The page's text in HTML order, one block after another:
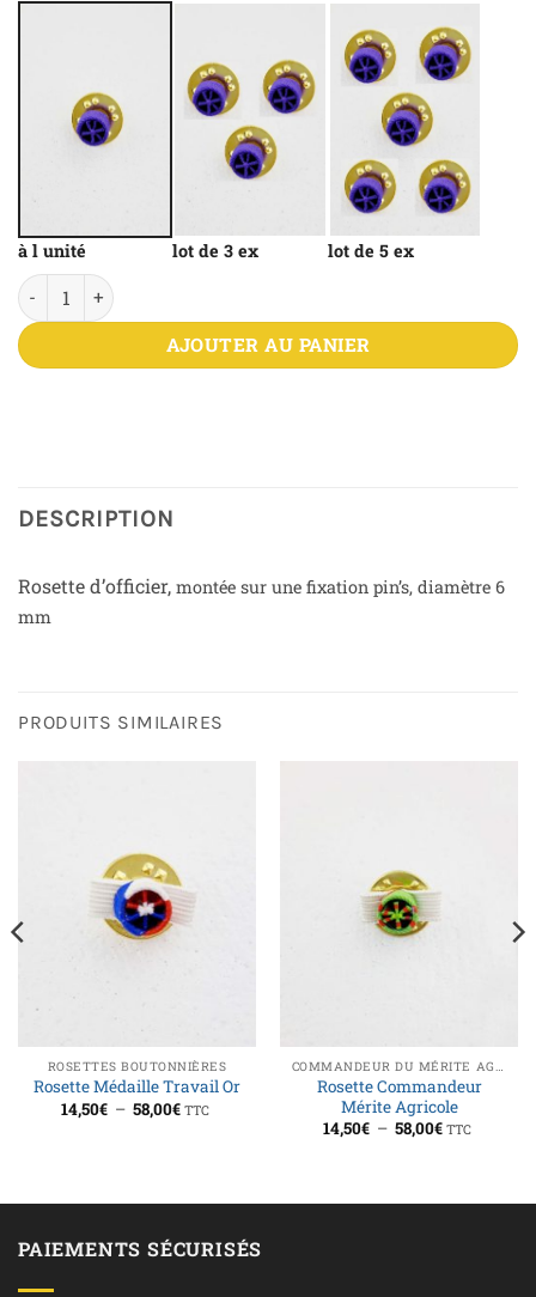
à l unité lot de 3 ex
lot de 5 ex
quantité de Rosette Officier Palmes Académiques
AJOUTER AU PANIER
DESCRIPTION
Rosette d’officier, montée sur une fixation pin’s, diamètre 6
mm
PRODUITS SIMILAIRES
ROSETTES BOUTONNIÈRES
Rosette Médaille Travail Or
14,50€ – 58,00€Plage
TTC
COMMANDEUR DU MÉRITE AGRICOLE
Rosette Commandeur
Mérite Agricole
14,50€ – 58,00€Plage
58,00€
TTC
PAIEMENTS SÉCURISÉS